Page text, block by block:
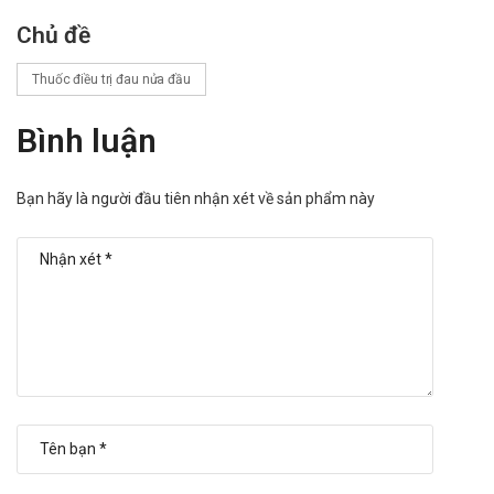
Làm gì khi quá liều Eletriptan Mylan
40mg?
Chưa có báo cáo về các triệu chứng quá liều khi sử dụng
sản phẩm. Nếu có các biểu hiện bất thường xảy ra, cần
pháp điều trị kịp thời.
Bảo quản
Nhà sản xuất
Mylan.
Sản phẩm tương tự
Chủ đề
Thuốc điều trị đau nửa đầu
Bình luận
Bạn hãy là người đầu tiên nhận xét về sản phẩm này